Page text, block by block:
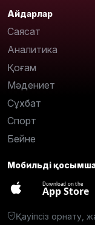
Айдарлар
Саясат
Аналитика
Қоғам
Мәдениет
Сұхбат
Спорт
Бейне
Мобильді
Download on the
App Store
Қауіпсіз орнату,